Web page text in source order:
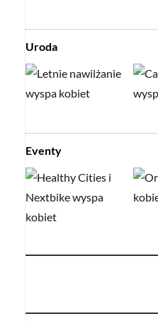
Uroda
Eventy